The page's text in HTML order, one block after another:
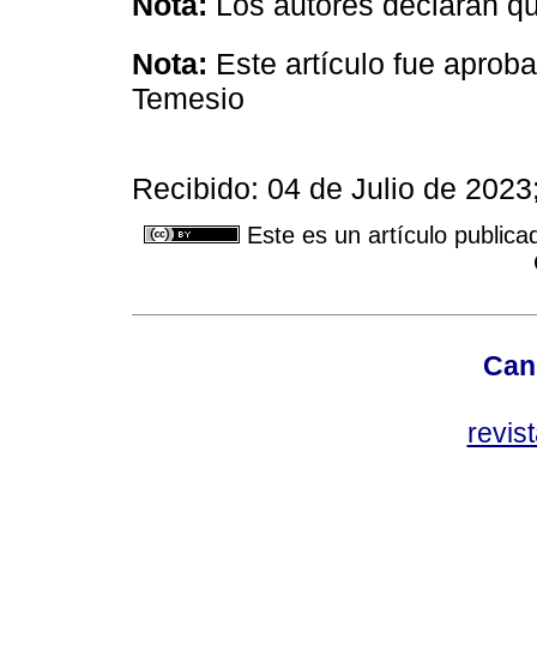
Nota: Este artículo fue
Temesio
Recibido: 04 de Julio de
Este es un artículo